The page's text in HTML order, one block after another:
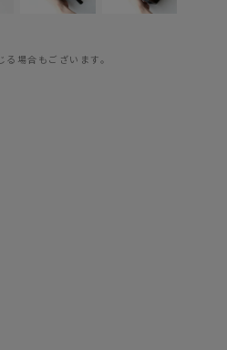
場合もございます。